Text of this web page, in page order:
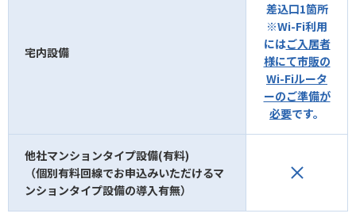
宅内設備
差込口1箇所
※Wi-Fi利用
にはご入居者
様にて市販の
Wi-Fiルータ
ーのご準備が
必要です。
他社マンションタイプ設備(有料)
（個別有料回線でお申込みいただけるマ
ンションタイプ設備の導入有無）